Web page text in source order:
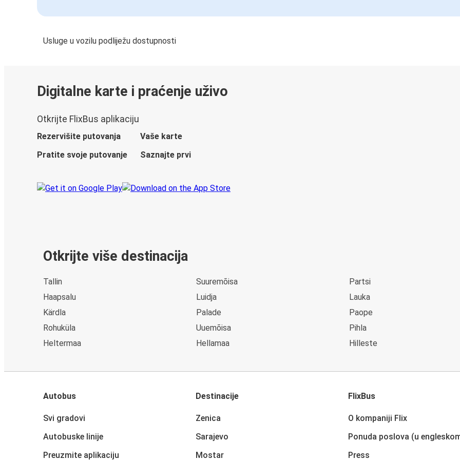
Usluge u vozilu podliježu dostupnosti
Digitalne karte i praćenje uživo
Otkrijte FlixBus aplikaciju
Rezervišite putovanja
Vaše karte
Pratite svoje putovanje
Saznajte prvi
Otkrijte više destinacija
Tallin
Haapsalu
Kärdla
Rohuküla
Heltermaa
Suuremõisa
Luidja
Palade
Uuemõisa
Hellamaa
Partsi
Lauka
Paope
Pihla
Hilleste
Autobus
Svi gradovi
Autobuske linije
Preuzmite aplikaciju
Destinacije
Zenica
Sarajevo
Mostar
FlixBus
O kompaniji Flix
Ponuda poslova (u
Press